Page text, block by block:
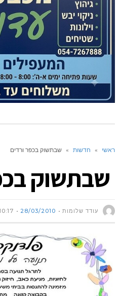
ראשי » חדשות » שבתשוק בכפר ורדים
שבתשוק
עודד שלומות 28/03/2010